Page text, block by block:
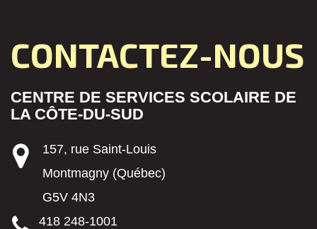
CONTACTEZ-NOUS
CENTRE DE SERVICES SCOLAIRE DE
LA CÔTE-DU-SUD
157, rue Saint-Louis
Montmagny (Québec)
G5V 4N3
418 248-1001